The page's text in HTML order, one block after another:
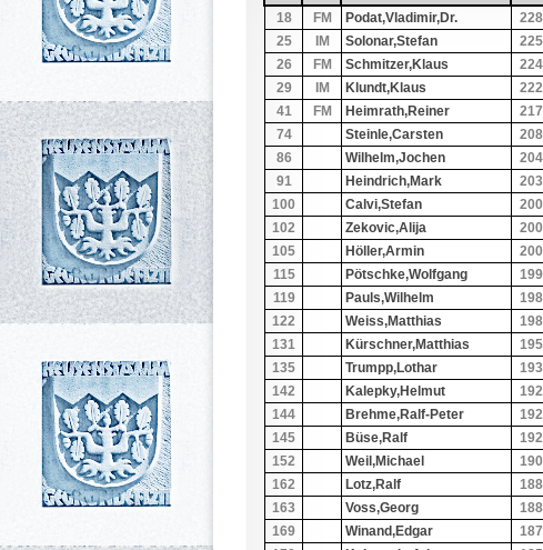
18
FM Podat,Vladimir,Dr.
25
IM Solonar,Stefan
26
FM Schmitzer,Klaus
29
IM Klundt,Klaus
41
FM Heimrath,Reiner
74
Steinle,Carsten
86
Wilhelm,Jochen
91
Heindrich,Mark
100
Calvi,Stefan
102
Zekovic,Alija
105
Höller,Armin
115
Pötschke,Wolfgang
119
Pauls,Wilhelm
122
Weiss,Matthias
131
Kürschner,Matthias
135
Trumpp,Lothar
142
Kalepky,Helmut
144
Brehme,Ralf-Peter
145
Büse,Ralf
152
Weil,Michael
162
Lotz,Ralf
163
Voss,Georg
169
Winand,Edgar